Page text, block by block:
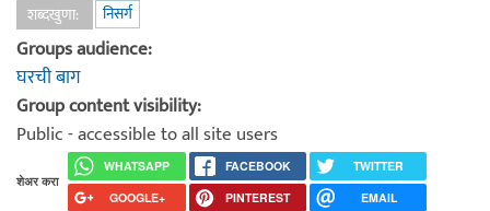
शब्दखुणा:
निसर्ग
Groups audience:
घरची बाग
Group content visibility:
Public - accessible to all site users
शेअर करा
WHATSAPP FACEBOOK
TWITTER
GOOGLE+
PINTEREST EMAIL